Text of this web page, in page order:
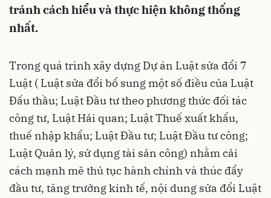
tránh cách hiểu và thực hiện không thống
nhất.
Trong quá trình xây dựng Dự án Luật sửa đổi 7
Luật ( Luật sửa đổi bổ sung một số điều của Luật
Đấu thầu; Luật Đầu tư theo phương thức đối tác
công tư, Luật Hải quan; Luật Thuế xuất khẩu,
thuế nhập khẩu; Luật Đầu tư; Luật Đầu tư công;
Luật Quản lý, sử dụng tài sản công) nhằm cải
cách mạnh mẽ thủ tục hành chính và thúc đẩy
đầu tư, tăng trưởng kinh tế, nội dung sửa đổi Luật